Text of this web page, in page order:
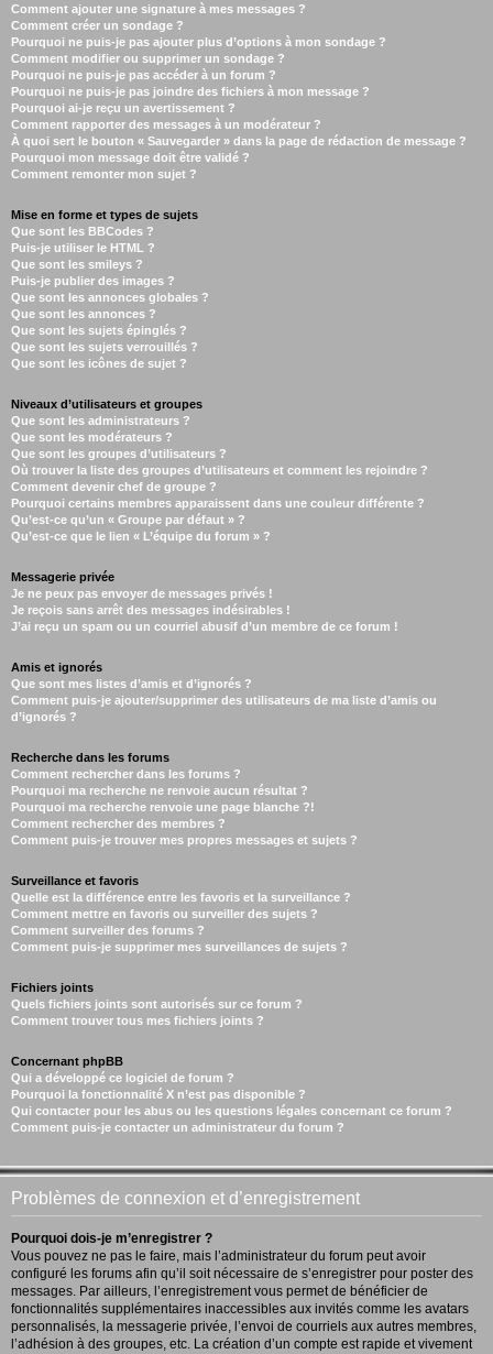
Comment ajouter une signature à mes messages ?
Comment créer un sondage ?
Pourquoi ne puis-je pas ajouter plus d’options à mon sondage ?
Comment modifier ou supprimer un sondage ?
Pourquoi ne puis-je pas accéder à un forum ?
Pourquoi ne puis-je pas joindre des fichiers à mon message ?
Pourquoi ai-je reçu un avertissement ?
Comment rapporter des messages à un modérateur ?
À quoi sert le bouton « Sauvegarder » dans la page de rédaction de message ?
Pourquoi mon message doit être validé ?
Comment remonter mon sujet ?
Mise en forme et types de sujets
Que sont les BBCodes ?
Puis-je utiliser le HTML ?
Que sont les smileys ?
Puis-je publier des images ?
Que sont les annonces globales ?
Que sont les annonces ?
Que sont les sujets épinglés ?
Que sont les sujets verrouillés ?
Que sont les icônes de sujet ?
Niveaux d’utilisateurs et groupes
Que sont les administrateurs ?
Que sont les modérateurs ?
Que sont les groupes d’utilisateurs ?
Où trouver la liste des groupes d’utilisateurs et comment les rejoindre ?
Comment devenir chef de groupe ?
Pourquoi certains membres apparaissent dans une couleur différente ?
Qu’est-ce qu’un « Groupe par défaut » ?
Qu’est-ce que le lien « L’équipe du forum » ?
Messagerie privée
Je ne peux pas envoyer de messages privés !
Je reçois sans arrêt des messages indésirables !
J’ai reçu un spam ou un courriel abusif d’un membre de ce forum !
Amis et ignorés
Que sont mes listes d’amis et d’ignorés ?
Comment puis-je ajouter/supprimer des utilisateurs de ma liste d’amis ou
d’ignorés ?
Recherche dans les forums
Comment rechercher dans les forums ?
Pourquoi ma recherche ne renvoie aucun résultat ?
Pourquoi ma recherche renvoie une page blanche ?!
Comment rechercher des membres ?
Comment puis-je trouver mes propres messages et sujets ?
Surveillance et favoris
Quelle est la différence entre les favoris et la surveillance ?
Comment mettre en favoris ou surveiller des sujets ?
Comment surveiller des forums ?
Comment puis-je supprimer mes surveillances de sujets ?
Fichiers joints
Quels fichiers joints sont autorisés sur ce forum ?
Comment trouver tous mes fichiers joints ?
Concernant phpBB
Qui a développé ce logiciel de forum ?
Pourquoi la fonctionnalité X n’est pas disponible ?
Qui contacter pour les abus ou les questions légales concernant ce forum ?
Comment puis-je contacter un administrateur du forum ?
Problèmes de connexion et d’enregistrement
Pourquoi dois-je m’enregistrer ?
Vous pouvez ne pas le faire, mais l’administrateur du forum peut avoir
configuré les forums afin qu’il soit nécessaire de s’enregistrer pour poster des
messages. Par ailleurs, l’enregistrement vous permet de bénéficier de
fonctionnalités supplémentaires inaccessibles aux invités comme les avatars
personnalisés, la messagerie privée, l’envoi de courriels aux autres membres,
l’adhésion à des groupes, etc. La création d’un compte est rapide et vivement